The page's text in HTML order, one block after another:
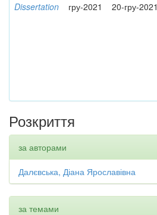
Dissertation гру-2021 20-гру-2021
Розкриття
за авторами
Далєвська, Діана Ярославівна
за темами